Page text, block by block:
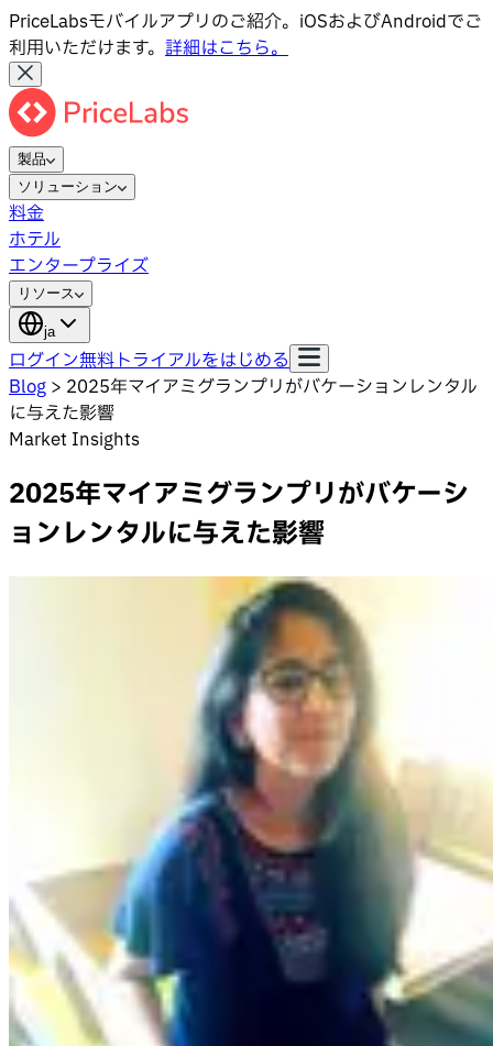
PriceLabsモバイルアプリのご紹介。iOSおよびAndroidでご
利用いただけます。 詳細はこちら。
製品
ソリューション
料金
ホテル
エンタープライズ
リソース
ja
ログイン無料トライアルをはじめる
Blog > 2025年マイアミグランプリがバケーションレンタル
に与えた影響
Market Insights
2025年マイアミグランプリがバケーシ
ョンレンタルに与えた影響